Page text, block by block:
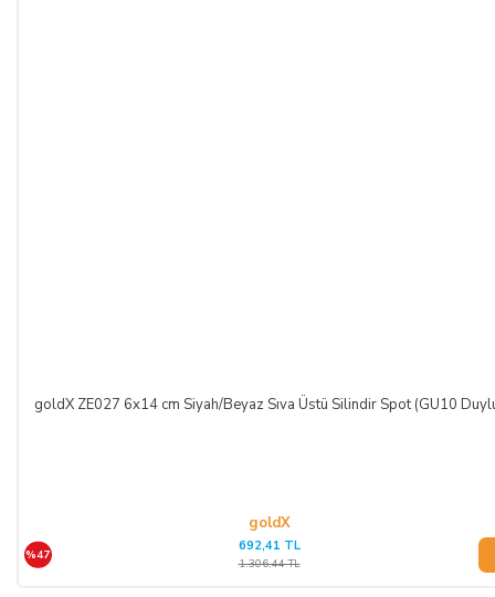
goldX ZE027 6x14 cm Siyah/Beyaz Sıva Üstü Silindir Spot (GU10
goldX
%47
692,41 TL
1.306,44 TL